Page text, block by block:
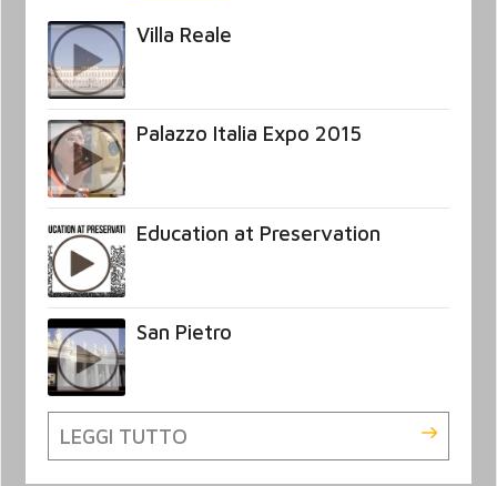
Villa Reale
Palazzo Italia Expo 2015
Education at Preservation
San Pietro
LEGGI TUTTO